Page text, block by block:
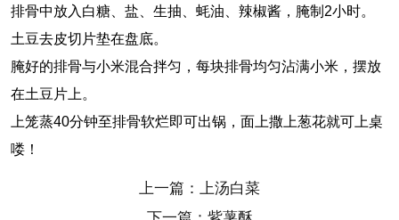
排骨中放入白糖、盐、生抽、蚝油、辣椒酱，腌制2小时。
土豆去皮切片垫在盘底。
腌好的排骨与小米混合拌匀，每块排骨均匀沾满小米，摆放
在土豆片上。
上笼蒸40分钟至排骨软烂即可出锅，面上撒上葱花就可上桌
喽！
上一篇：上汤白菜